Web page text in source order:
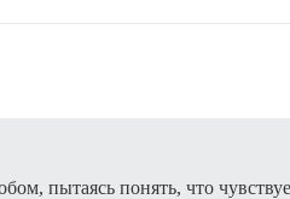
пытаясь понять, что